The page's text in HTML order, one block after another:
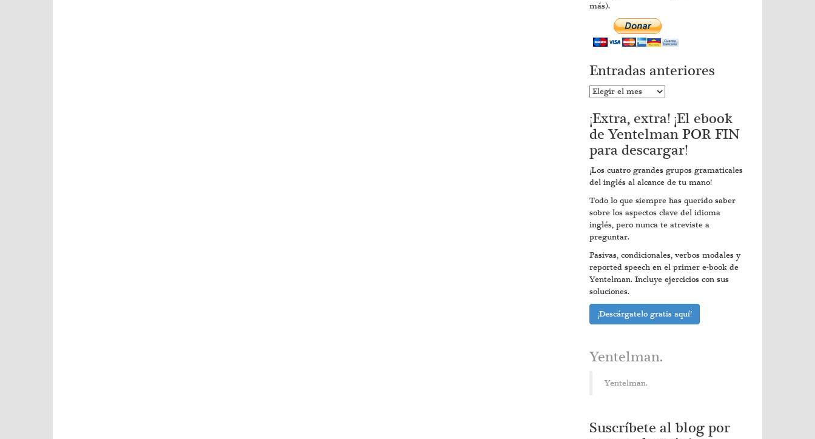
más).
Entradas anteriores
Entradas
¡Extra, extra! ¡El ebook
de Yentelman POR FIN
para descargar!
¡Los cuatro grandes grupos gramaticales
del inglés al alcance de tu mano!
Todo lo que siempre has querido saber
sobre los aspectos clave del idioma
inglés, pero nunca te atreviste a
preguntar.
Pasivas, condicionales, verbos modales y
reported speech en el primer e-book de
Yentelman. Incluye ejercicios con sus
soluciones.
¡Descárgatelo gratis aquí!
Yentelman.
Yentelman.
Suscríbete al blog por